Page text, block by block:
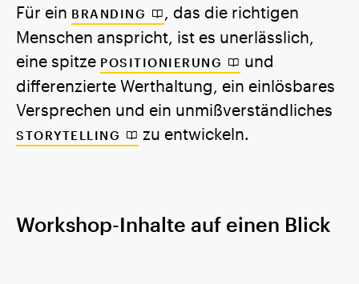
Für ein BRANDING
, das die richtigen
Menschen anspricht, ist es unerlässlich,
eine spitze POSITIONIERUNG
und
differenzierte Werthaltung, ein einlösbares
Versprechen und ein unmißverständliches
STORYTELLING zu entwickeln.
Workshop-Inhalte auf einen Blick